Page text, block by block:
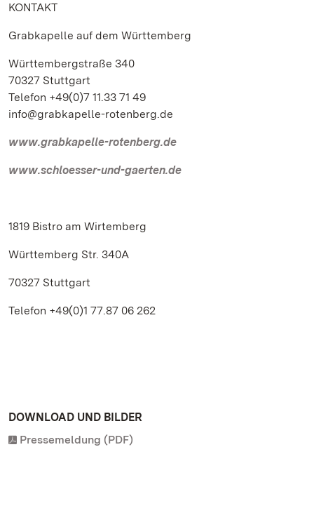
KONTAKT
Grabkapelle auf dem Württemberg
Württembergstraße 340
70327 Stuttgart
Telefon +49(0)7 11.33 71 49
info@grabkapelle-rotenberg.de
www.grabkapelle-rotenberg.de
www.schloesser-und-gaerten.de
1819 Bistro am Wirtemberg
Württemberg Str. 340A
70327 Stuttgart
Telefon +49(0)1 77.87 06 262
DOWNLOAD UND BILDER
Pressemeldung (PDF)